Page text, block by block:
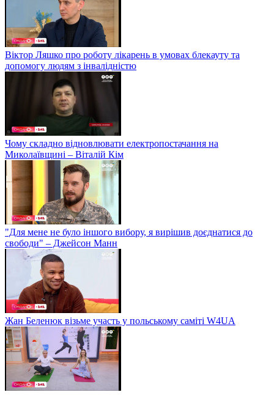
Віктор Ляшко про роботу лікарень в умовах блекауту та
допомогу людям з інвалідністю
Чому складно відновлювати електропостачання на
Миколаївщині – Віталій Кім
"Для мене не було іншого вибору, я вирішив доєднатися до
свободи" – Джейсон Манн
Жан Беленюк візьме участь у польському саміті W4UA